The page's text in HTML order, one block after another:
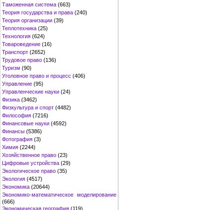
Таможенная система (663)
Теория государства и права (240)
Теория организации (39)
Теплотехника (25)
Технология (624)
Товароведение (16)
Транспорт (2652)
Трудовое право (136)
Туризм (90)
Уголовное право и процесс (406)
Управление (95)
Управленческие науки (24)
Физика (3462)
Физкультура и спорт (4482)
Философия (7216)
Финансовые науки (4592)
Финансы (5386)
Фотография (3)
Химия (2244)
Хозяйственное право (23)
Цифровые устройства (29)
Экологическое право (35)
Экология (4517)
Экономика (20644)
Экономико-математическое моделирование
(666)
Экономическая география (119)